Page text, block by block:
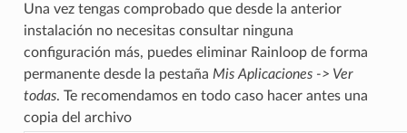
Una vez tengas comprobado que desde la anterior
instalación no necesitas consultar ninguna
configuración más, puedes eliminar Rainloop de forma
permanente desde la pestaña Mis Aplicaciones -> Ver
todas. Te recomendamos en todo caso hacer antes una
copia del archivo